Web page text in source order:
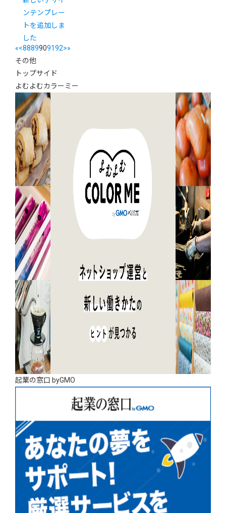
ンテンプレー
トを追加しま
した
«<8889909192>»
その他
トップサイド
よむよむカラーミー
起業の窓口 byGMO